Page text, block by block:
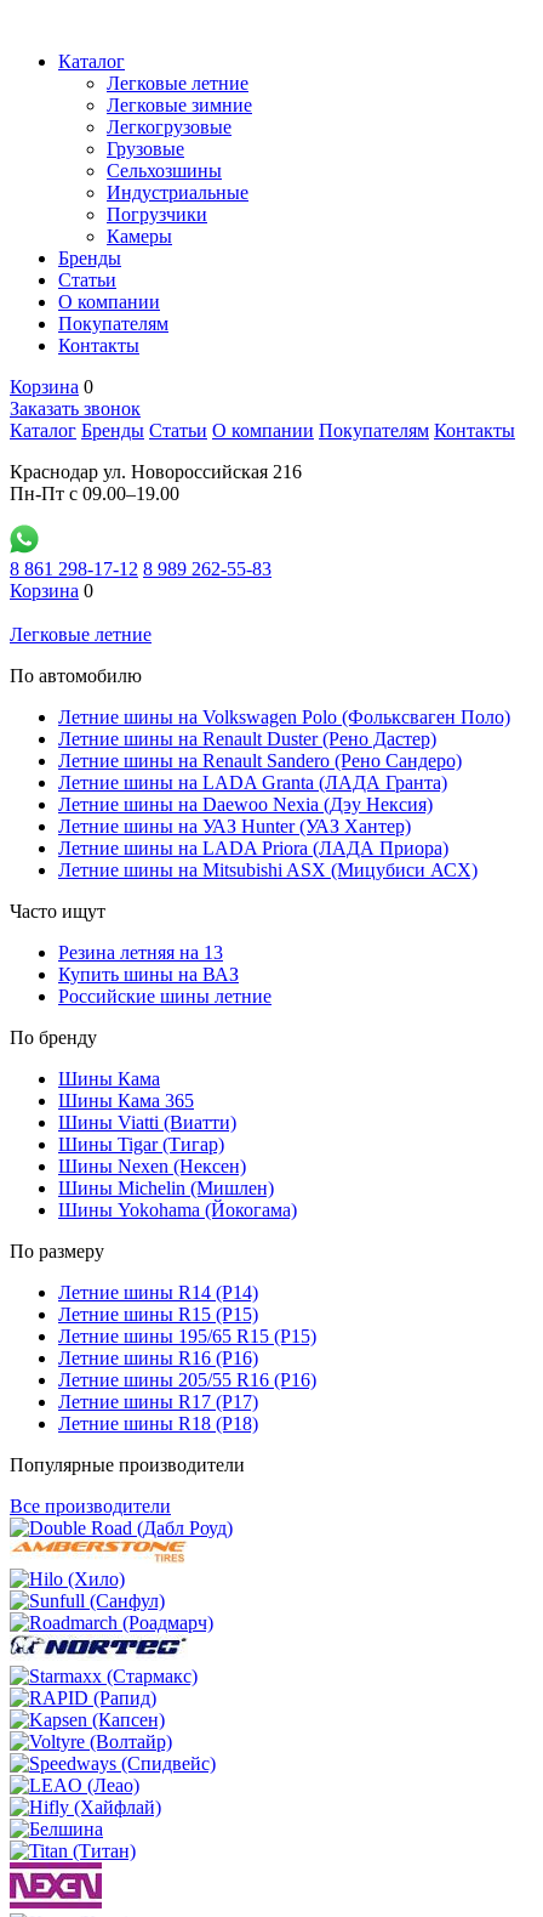
Каталог
Легковые летние
Легковые зимние
Легкогрузовые
Грузовые
Сельхозшины
Индустриальные
Погрузчики
Камеры
Бренды
Статьи
О компании
Покупателям
Контакты
Корзина 0
Заказать звонок
Каталог Бренды Статьи О компании Покупателям Контакты
Краснодар ул. Новороссийская 216
Пн-Пт с 09.00–19.00
8 861 298-17-12 8 989 262-55-83
Корзина 0
Легковые летние
По автомобилю
Летние шины на Volkswagen Polo (Фольксваген Поло)
Летние шины на Renault Duster (Рено Дастер)
Летние шины на Renault Sandero (Рено Сандеро)
Летние шины на LADA Granta (ЛАДА Гранта)
Летние шины на Daewoo Nexia (Дэу Нексия)
Летние шины на УАЗ Hunter (УАЗ Хантер)
Летние шины на LADA Priora (ЛАДА Приора)
Летние шины на Mitsubishi ASX (Мицубиси АСХ)
Часто ищут
Резина летняя на 13
Купить шины на ВАЗ
Российские шины летние
По бренду
Шины Кама
Шины Кама 365
Шины Viatti (Виатти)
Шины Tigar (Тигар)
Шины Nexen (Нексен)
Шины Michelin (Мишлен)
Шины Yokohama (Йокогама)
По размеру
Летние шины R14 (Р14)
Летние шины R15 (Р15)
Летние шины 195/65 R15 (Р15)
Летние шины R16 (Р16)
Летние шины 205/55 R16 (Р16)
Летние шины R17 (Р17)
Летние шины R18 (Р18)
Популярные производители
Все производители